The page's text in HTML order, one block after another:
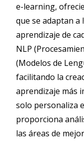
e-learning,
que se adaptan a
aprendizaje de
NLP
(Modelos de
facilitando la
aprendizaje más
solo personaliza
proporciona
las áreas de